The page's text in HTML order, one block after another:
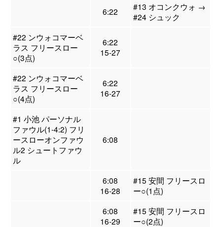
6:22
#13 オコンクウォ →
#24 シュック
#22 ンウォコマーベ
ラス フリースロー
○(3点)
6:22
15-27
#22 ンウォコマーベ
ラス フリースロー
○(4点)
6:22
16-27
#1 小池 パーソナル
ファウル(1-4:2) フリ
ースローオンファウ
ル2 シュートファウ
ル
6:08
6:08
16-28
#15 安間 フリースロ
ー○(1点)
6:08
16-29
#15 安間 フリースロ
ー○(2点)